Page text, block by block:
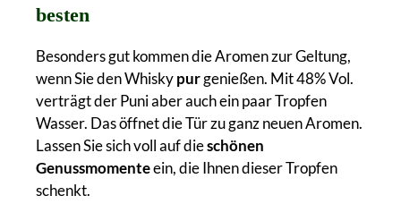
besten
Besonders gut kommen die Aromen zur Geltung,
wenn Sie den Whiskypurgenießen. Mit 48% Vol.
verträgt der Puni aber auch ein paar Tropfen
Wasser. Das öffnet die Tür zu ganz neuen Aromen.
Lassen Sie sich voll auf dieschönen
Genussmomenteein, die Ihnen dieser Tropfen
schenkt.